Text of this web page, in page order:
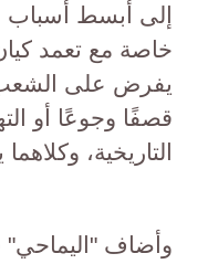
إلى أبسط أسباب
خاصة مع تعمد
يفرض على الشعب
قصفًا وجوعًا أو
التاريخية،
وأضاف "اليماحي"